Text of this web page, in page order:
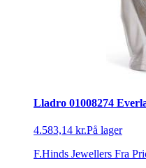
Lladro 01008274
4.583,14 kr.På lager
F.Hinds Jewellers Fra